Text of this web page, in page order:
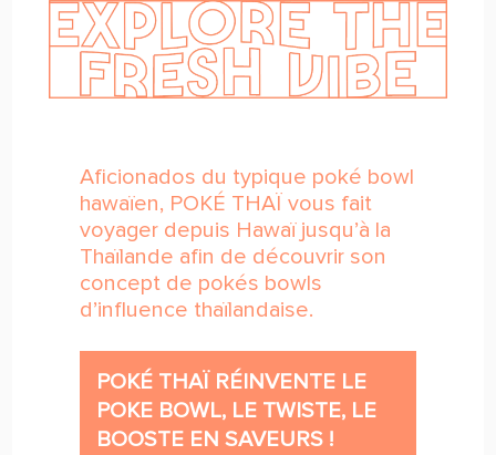
Aficionados du typique poké bowl
hawaïen, POKÉ THAÏ vous fait
voyager depuis Hawaï jusqu’à la
Thaïlande afin de découvrir son
concept de pokés bowls
d’influence thaïlandaise.
POKÉ THAÏ RÉINVENTE LE
POKE BOWL, LE TWISTE, LE
BOOSTE EN SAVEURS !